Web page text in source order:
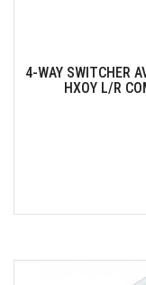
4-WAY SWITCHER
ΉΧΟΥ L/R